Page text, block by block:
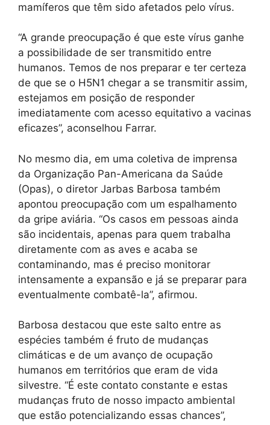
mamíferos que têm sido afetados pelo vírus.
“A grande preocupação é que este vírus ganhe
a possibilidade de ser transmitido entre
humanos. Temos de nos preparar e ter certeza
de que se o H5N1 chegar a se transmitir assim,
estejamos em posição de responder
imediatamente com acesso equitativo a vacinas
eficazes”, aconselhou Farrar.
No mesmo dia, em uma coletiva de imprensa
da Organização Pan-Americana da Saúde
(Opas), o diretor Jarbas Barbosa também
apontou preocupação com um espalhamento
da gripe aviária. “Os casos em pessoas ainda
são incidentais, apenas para quem trabalha
diretamente com as aves e acaba se
contaminando, mas é preciso monitorar
intensamente a expansão e já se preparar para
eventualmente combatê-la”, afirmou.
Barbosa destacou que este salto entre as
espécies também é fruto de mudanças
climáticas e de um avanço de ocupação
humanos em territórios que eram de vida
silvestre. “É este contato constante e estas
mudanças fruto de nosso impacto ambiental
que estão potencializando essas chances”,